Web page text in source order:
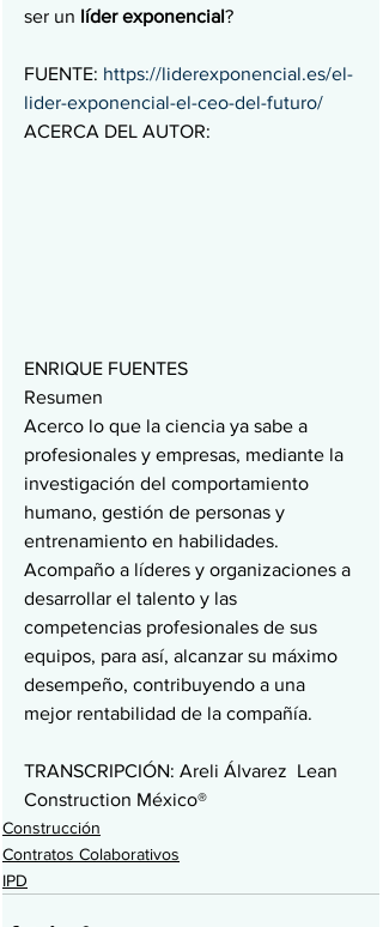
ser un líder exponencial?
FUENTE: https://liderexponencial.es/el-
lider-exponencial-el-ceo-del-futuro/
ACERCA DEL AUTOR:
ENRIQUE FUENTES
Resumen
Acerco lo que la ciencia ya sabe a
profesionales y empresas, mediante la
investigación del comportamiento
humano, gestión de personas y
entrenamiento en habilidades.
Acompaño a líderes y organizaciones a
desarrollar el talento y las
competencias profesionales de sus
equipos, para así, alcanzar su máximo
desempeño, contribuyendo a una
mejor rentabilidad de la compañía.
TRANSCRIPCIÓN: Areli Álvarez  Lean
Construction México®
Construcción
Contratos Colaborativos
IPD